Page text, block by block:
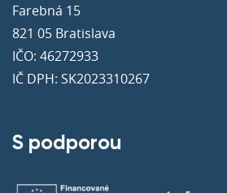
Farebná 15
821 05 Bratislava
IČO: 46272933
IČ DPH: SK2023310267
S podporou